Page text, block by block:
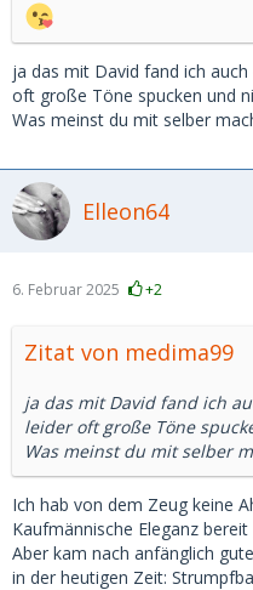
ja das mit David fand ich
oft große Töne spucken und
Was meinst du mit selber
Elleon64
6. Februar 2025 +2
Zitat von medima99
ja das mit David fand ich
leider oft große Töne
Was meinst du mit selber
Ich hab von dem Zeug keine
Kaufmännische Eleganz bereit
Aber kam nach anfänglich
in der heutigen Zeit: